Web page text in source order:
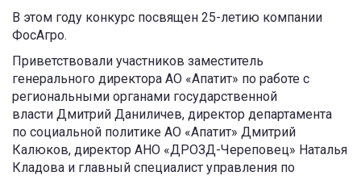
В этом году конкурс посвящен 25-летию компании
ФосАгро.
Приветствовали участников заместитель
генерального директора АО «Апатит» по работе с
региональными органами государственной
власти Дмитрий Даниличев, директор департамента
по социальной политике АО «Апатит» Дмитрий
Калюков, директор АНО «ДРОЗД-Череповец» Наталья
Кладова и главный специалист управления по